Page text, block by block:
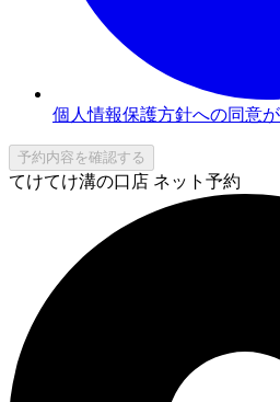
個人情報保護方針への同意
予約内容を確認する
てけてけ溝の口店 ネット予約